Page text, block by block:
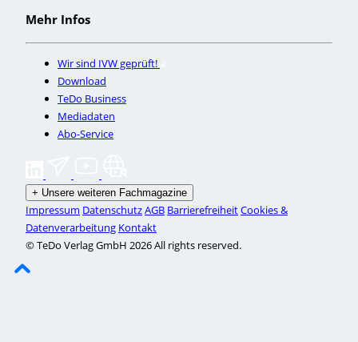
Mehr Infos
Wir sind IVW geprüft!
Download
TeDo Business
Mediadaten
Abo-Service
+ Unsere weiteren Fachmagazine
Impressum DatenschutzAGB BarrierefreiheitCookies &
Datenverarbeitung Kontakt
© TeDo Verlag GmbH 2026 All rights reserved.